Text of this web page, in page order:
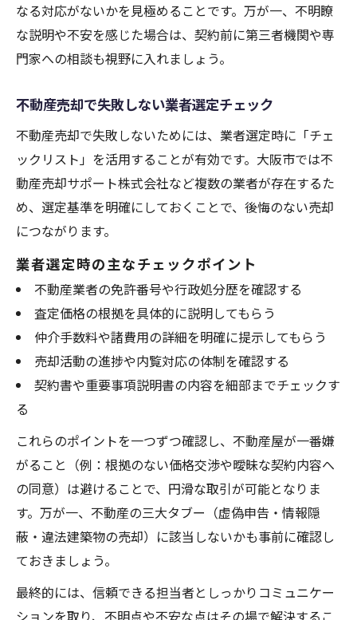
なる対応がないかを見極めることです。万が一、不明瞭
な説明や不安を感じた場合は、契約前に第三者機関や専
門家への相談も視野に入れましょう。
不動産売却で失敗しない業者選定チェック
不動産売却で失敗しないためには、業者選定時に「チェ
ックリスト」を活用することが有効です。大阪市では不
動産売却サポート株式会社など複数の業者が存在するた
め、選定基準を明確にしておくことで、後悔のない売却
につながります。
業者選定時の主なチェックポイント
不動産業者の免許番号や行政処分歴を確認する
査定価格の根拠を具体的に説明してもらう
仲介手数料や諸費用の詳細を明確に提示してもらう
売却活動の進捗や内覧対応の体制を確認する
契約書や重要事項説明書の内容を細部までチェックす
る
これらのポイントを一つずつ確認し、不動産屋が一番嫌
がること（例：根拠のない価格交渉や曖昧な契約内容へ
の同意）は避けることで、円滑な取引が可能となりま
す。万が一、不動産の三大タブー（虚偽申告・情報隠
蔽・違法建築物の売却）に該当しないかも事前に確認し
ておきましょう。
最終的には、信頼できる担当者としっかりコミュニケー